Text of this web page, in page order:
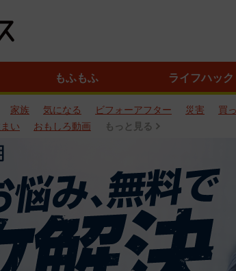
もふもふ ライフハック
家族 気になる ビフォーアフター 災害 買
い おもしろ動画 もっと見る